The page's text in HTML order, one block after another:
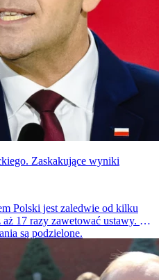
Zaskakujące wyniki
Polski jest zaledwie od kilku
17 razy zawetować ustawy. A
są podzielone.